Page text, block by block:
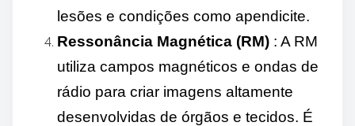
lesões e condições como apendicite.
Ressonância Magnética (RM) : A RM
utiliza campos magnéticos e ondas de
rádio para criar imagens altamente
desenvolvidas de órgãos e tecidos. É